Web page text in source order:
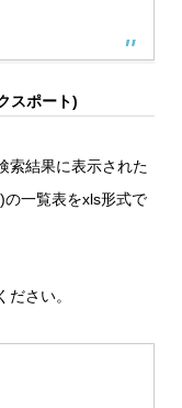
スポート)
索結果に表示された
一覧表をxls形式で
さい。